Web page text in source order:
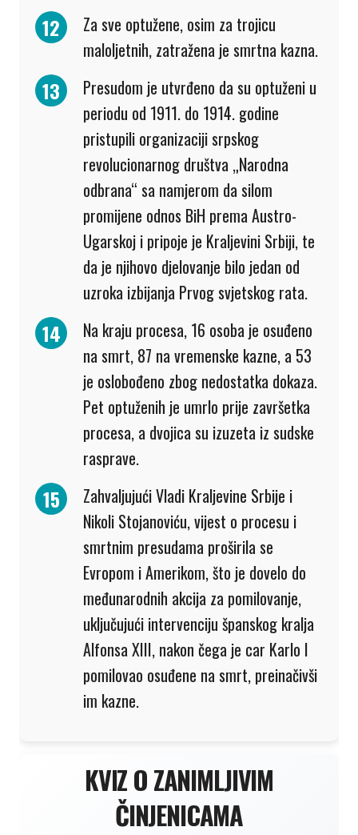
Za sve optužene, osim za trojicu
maloljetnih, zatražena je smrtna kazna.
Presudom je utvrđeno da su optuženi u
periodu od 1911. do 1914. godine
pristupili organizaciji srpskog
revolucionarnog društva „Narodna
odbrana“ sa namjerom da silom
promijene odnos BiH prema Austro-
Ugarskoj i pripoje je Kraljevini Srbiji, te
da je njihovo djelovanje bilo jedan od
uzroka izbijanja Prvog svjetskog rata.
Na kraju procesa, 16 osoba je osuđeno
na smrt, 87 na vremenske kazne, a 53
je oslobođeno zbog nedostatka dokaza.
Pet optuženih je umrlo prije završetka
procesa, a dvojica su izuzeta iz sudske
rasprave.
Zahvaljujući Vladi Kraljevine Srbije i
Nikoli Stojanoviću, vijest o procesu i
smrtnim presudama proširila se
Evropom i Amerikom, što je dovelo do
međunarodnih akcija za pomilovanje,
uključujući intervenciju španskog kralja
Alfonsa XIII, nakon čega je car Karlo I
pomilovao osuđene na smrt, preinačivši
im kazne.
KVIZ O ZANIMLJIVIM
ČINJENICAMA